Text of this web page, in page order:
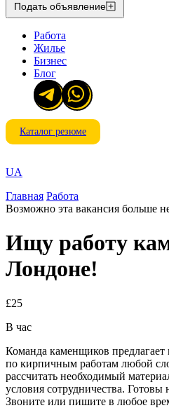
Подать объявление
Работа
Жилье
Бизнес
Блог
Каталог резюме
UA
Главная Работа
Возможно эта вакансия больше
Ищу работу
Лондоне!
£25
В час
Команда каменщиков
по кирпичным работам любой
рассчитать необходимый
условия сотрудничества. Готовы
Звоните или пишите в любое